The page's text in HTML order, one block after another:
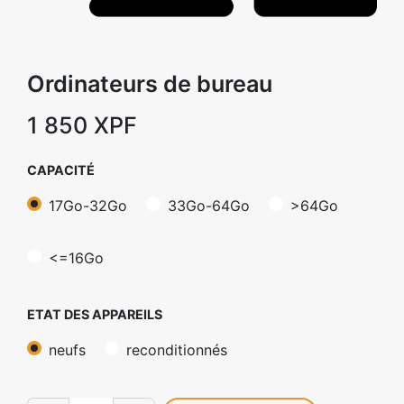
Ordinateurs de bureau
1 850 XPF
CAPACITÉ
17Go-32Go 33Go-64Go >64Go
<=16Go
ETAT DES APPAREILS
neufs reconditionnés